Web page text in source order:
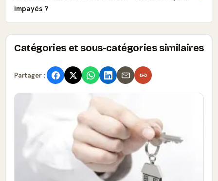
impayés ?
Catégories et sous-catégories similaires
Partager :